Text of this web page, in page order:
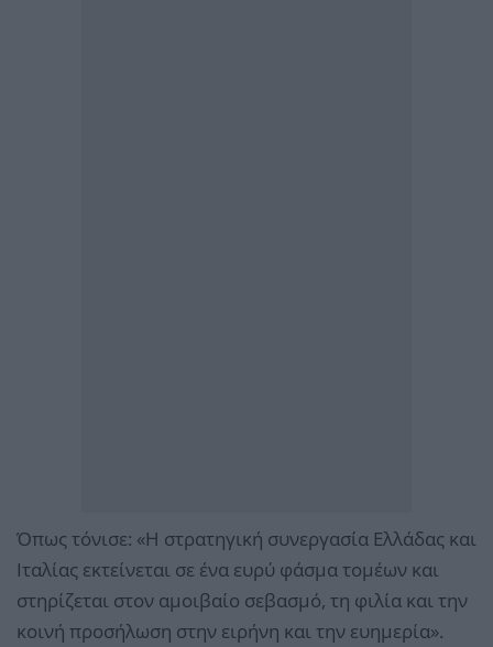
Όπως τόνισε: «Η στρατηγική συνεργασία Ελλάδας και
Ιταλίας εκτείνεται σε ένα ευρύ φάσμα τομέων και
στηρίζεται στον αμοιβαίο σεβασμό, τη φιλία και την
κοινή προσήλωση στην ειρήνη και την ευημερία».